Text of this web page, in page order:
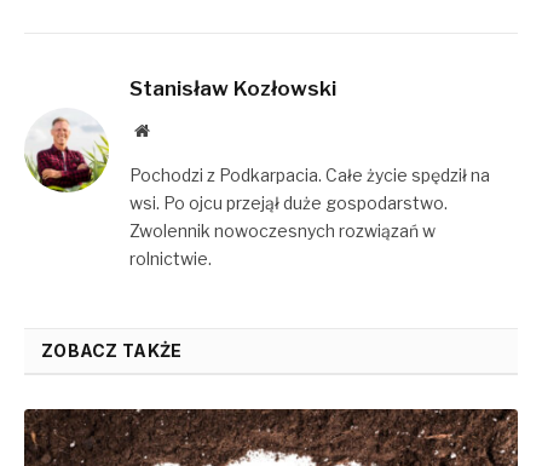
Stanisław Kozłowski
Website
Pochodzi z Podkarpacia. Całe życie spędził na
wsi. Po ojcu przejął duże gospodarstwo.
Zwolennik nowoczesnych rozwiązań w
rolnictwie.
ZOBACZ TAKŻE